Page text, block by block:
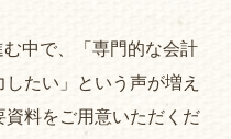
中で、「専門的な会計
たい」という声が増え
料をご用意いただくだ